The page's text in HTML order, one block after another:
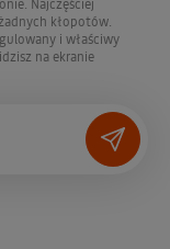
Najczęściej
kłopotów.
i właściwy
na ekranie